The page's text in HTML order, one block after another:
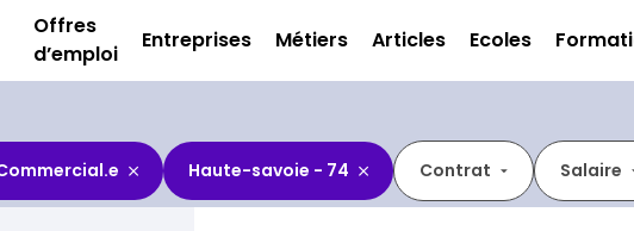
Offres
d’emploi
Entreprises Métiers Articles Ecoles
Haute-savoie - 74 Contrat Salaire